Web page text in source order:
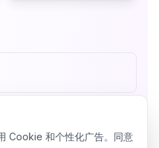
Cookie 和个性化广告。同意